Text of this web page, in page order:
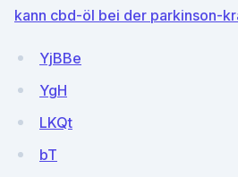
kann cbd-öl bei der parkinson-
YjBBe
YgH
LKQt
bT